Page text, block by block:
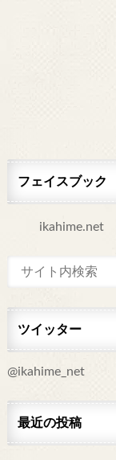
フェイスブック
ikahime.net
ツイッター
@ikahime_net
最近の投稿